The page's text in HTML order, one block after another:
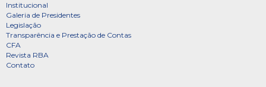
Institucional
Galeria de Presidentes
Legislação
Transparência e Prestação de Contas
CFA
Revista RBA
Contato